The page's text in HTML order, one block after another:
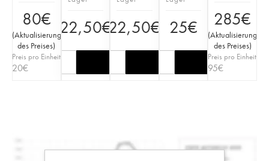
80€
(Aktualisierung
des Preises)
Preis pro Einheit
20€
22,50€22,50€ 25€ 285€
(Aktualisierung
des Preises)
Preis pro Einheit
95€